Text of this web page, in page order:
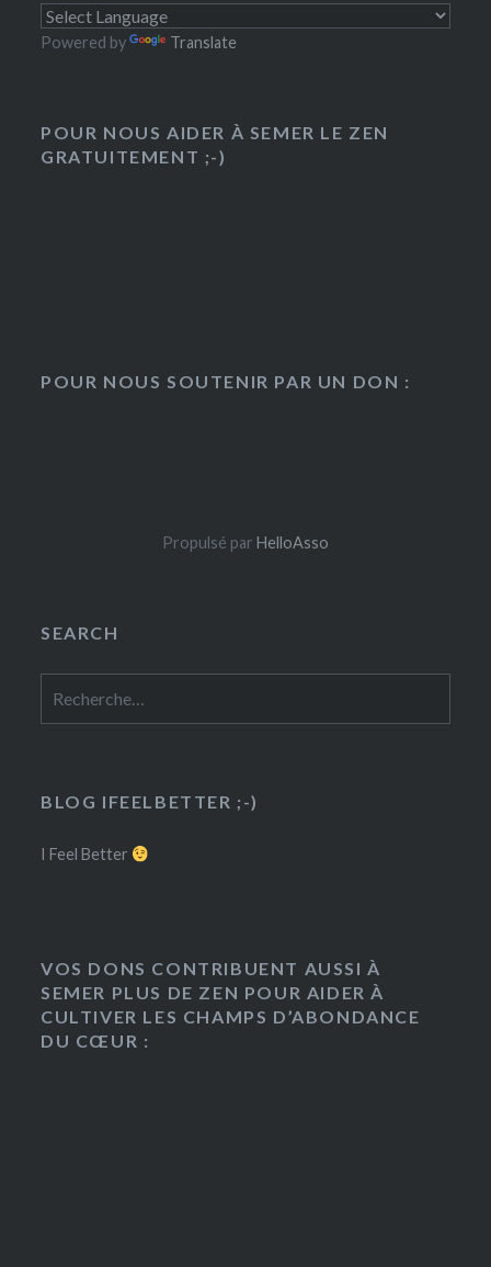
Powered by Translate
POUR NOUS AIDER À SEMER LE ZEN
GRATUITEMENT ;-)
POUR NOUS SOUTENIR PAR UN DON :
Propulsé par HelloAsso
SEARCH
BLOG IFEELBETTER ;-)
I Feel Better
VOS DONS CONTRIBUENT AUSSI À
SEMER PLUS DE ZEN POUR AIDER À
CULTIVER LES CHAMPS D’ABONDANCE
DU CŒUR :